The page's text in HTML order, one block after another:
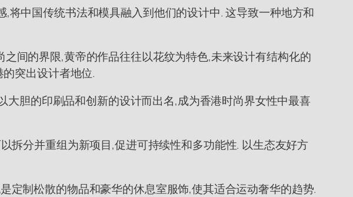
将中国传统书法和模具融入到他们的设计中. 这导致一种地方和
间的界限,黄帝的作品往往以花纹为特色,未来设计有结构化的
突出设计者地位.
胆的印刷品和创新的设计而出名,成为香港时尚界女性中最喜
拆分并重组为新项目,促进可持续性和多功能性. 以生态友好方
定制松散的物品和豪华的休息室服饰,使其适合运动奢华的趋势.